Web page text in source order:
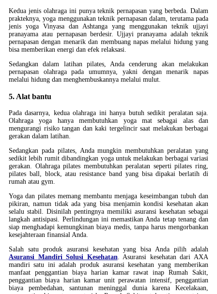
Kedua jenis olahraga ini punya teknik pernapasan yang berbeda. Dalam
prakteknya, yoga menggunakan teknik pernapasan dalam, terutama pada
jenis yoga Vinyasa dan Ashtanga yang menggunakan teknik ujjayi
pranayama atau pernapasan berdesir. Ujjayi pranayama adalah teknik
pernapasan dengan menarik dan membuang napas melalui hidung yang
bisa memberikan energi dan efek relaksasi.
Sedangkan dalam latihan pilates, Anda cenderung akan melakukan
pernapasan olahraga pada umumnya, yakni dengan menarik napas
melalui hidung dan menghembuskannya melalui mulut.
5. Alat bantu
Pada dasarnya, kedua olahraga ini hanya butuh sedikit peralatan saja.
Olahraga yoga hanya membutuhkan yoga mat sebagai alas dan
mengurangi risiko tangan dan kaki tergelincir saat melakukan berbagai
gerakan dalam latihan.
Sedangkan pada pilates, Anda mungkin membutuhkan peralatan yang
sedikit lebih rumit dibandingkan yoga untuk melakukan berbagai variasi
gerakan. Olahraga pilates membutuhkan peralatan seperti pilates ring,
pilates ball, block, atau resistance band yang bisa dipakai berlatih di
rumah atau gym.
Yoga dan pilates memang membantu menjaga keseimbangan tubuh dan
pikiran, namun tidak ada yang bisa menjamin kondisi kesehatan akan
selalu stabil. Disinilah pentingnya memiliki asuransi kesehatan sebagai
langkah antisipasi. Perlindungan ini memastikan Anda tetap tenang dan
siap menghadapi kemungkinan biaya medis, tanpa harus mengorbankan
kesejahteraan finansial Anda.
Salah satu produk asuransi kesehatan yang bisa Anda pilih adalah
Asuransi Mandiri Solusi Kesehatan. Asuransi kesehatan dari AXA
mandiri satu ini adalah produk asuransi kesehatan yang memberikan
manfaat penggantian biaya harian kamar rawat inap Rumah Sakit,
penggantian biaya harian kamar unit perawatan intensif, penggantian
biaya pembedahan, santunan meninggal dunia karena Kecelakaan,